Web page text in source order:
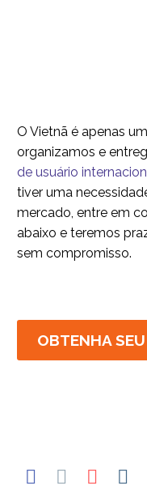
O Vietnã é apenas
organizamos e
de usuário
tiver uma
mercado, entre em
abaixo e teremos
sem compromisso.
OBTENHA